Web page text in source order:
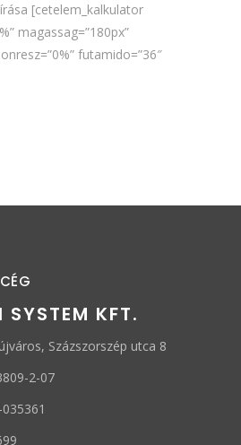
[cetelem_kalkulator
magassag=”180px”
futamido=”36″
KFT.
Százszorszép utca 8
2-07